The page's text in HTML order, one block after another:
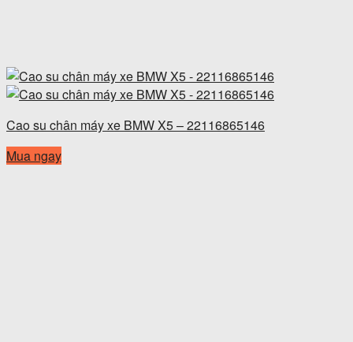
Cao su chân máy xe BMW X5 – 22116865146
Mua ngay